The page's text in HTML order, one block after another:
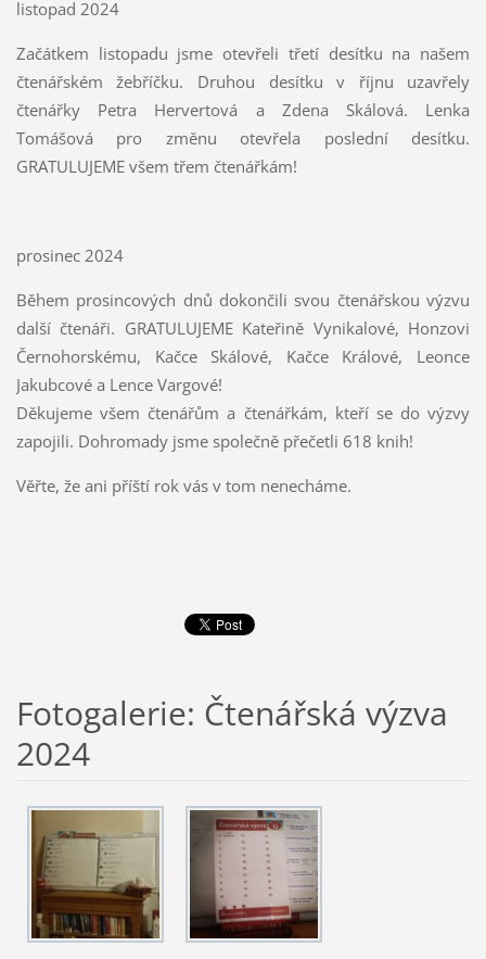
listopad 2024
Začátkem listopadu jsme otevřeli třetí desítku na našem
čtenářském žebříčku. Druhou desítku v říjnu uzavřely
čtenářky Petra Hervertová a Zdena Skálová. Lenka
Tomášová pro změnu otevřela poslední desítku.
GRATULUJEME všem třem čtenářkám!
prosinec 2024
Během prosincových dnů dokončili svou čtenářskou výzvu
další čtenáři. GRATULUJEME Kateřině Vynikalové, Honzovi
Černohorskému, Kačce Skálové, Kačce Králové, Leonce
Jakubcové a Lence Vargové!
Děkujeme všem čtenářům a čtenářkám, kteří se do výzvy
zapojili. Dohromady jsme společně přečetli 618 knih!
Věřte, že ani příští rok vás v tom nenecháme.
Fotogalerie: Čtenářská výzva
2024